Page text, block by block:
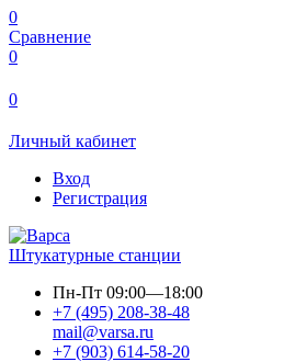
0
Сравнение
0
0
Личный кабинет
Вход
Регистрация
Штукатурные станции
Пн-Пт 09:00—18:00
+7 (495) 208-38-48
mail@varsa.ru
+7 (903) 614-58-20